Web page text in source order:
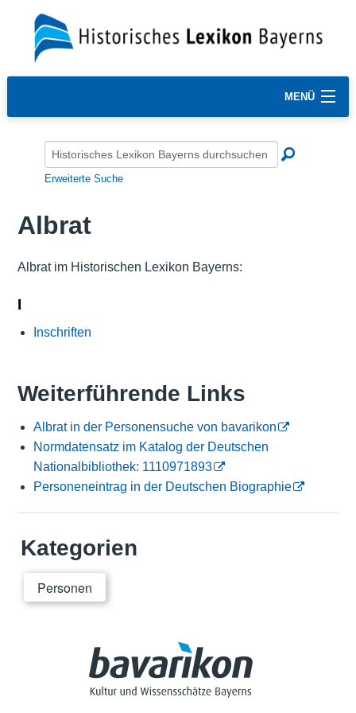
MENÜ
Erweiterte Suche
Albrat
Albrat im Historischen Lexikon Bayerns:
I
Inschriften
Weiterführende Links
Albrat in der Personensuche von bavarikon
Normdatensatz im Katalog der Deutschen
Nationalbibliothek: 1110971893
Personeneintrag in der Deutschen Biographie
Kategorien
Personen